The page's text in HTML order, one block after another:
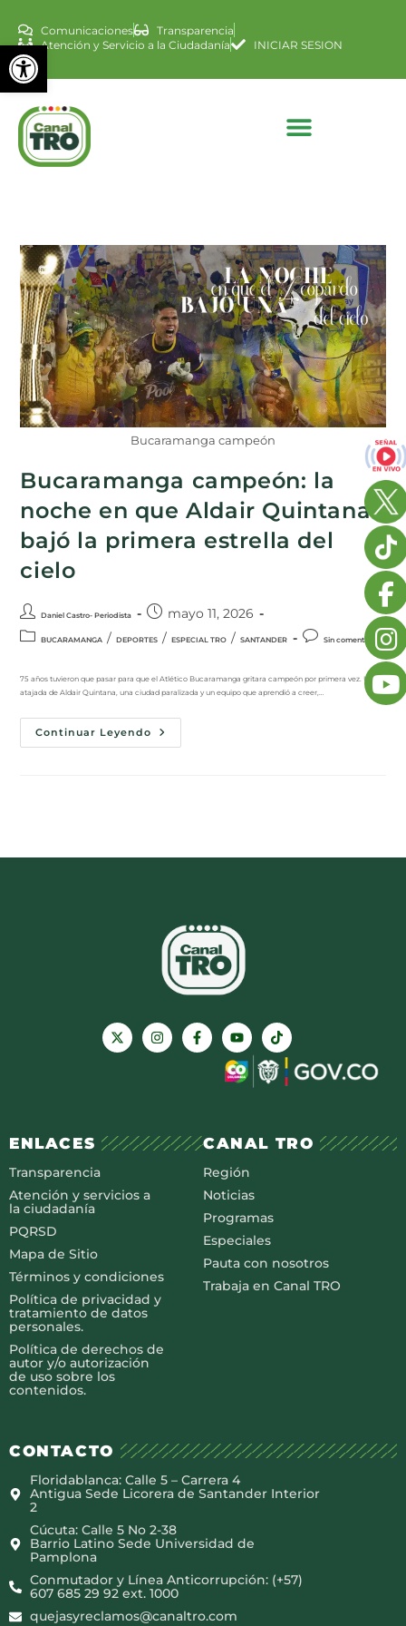
Abrir barra de
Comunicaciones
Transparencia
Atención y Servicio a la Ciudadanía
INICIAR SESION
Bucaramanga campeón
Bucaramanga campeón: la
noche en que Aldair Quintana
bajó la primera estrella del
cielo
Daniel Castro- Periodista mayo 11, 2026
BUCARAMANGA / DEPORTES / ESPECIAL TRO / SANTANDER Sin comentarios
75 años tuvieron que pasar para que el Atlético Bucaramanga gritara campeón por primera vez. Una
atajada de Aldair Quintana, una ciudad paralizada y un equipo que aprendió a creer,…
Continuar Leyendo
ENLACES
Transparencia
Atención y servicios a
la ciudadanía
PQRSD
Mapa de Sitio
Términos y condiciones
Política de privacidad y
tratamiento de datos
personales.
Política de derechos de
autor y/o autorización
de uso sobre los
contenidos.
CANAL TRO
Región
Noticias
Programas
Especiales
Pauta con nosotros
Trabaja en Canal TRO
CONTACTO
Floridablanca: Calle 5 – Carrera 4
Antigua Sede Licorera de Santander Interior
2
Cúcuta: Calle 5 No 2-38
Barrio Latino Sede Universidad de
Pamplona
Conmutador y Línea Anticorrupción: (+57)
607 685 29 92 ext. 1000
quejasyreclamos@canaltro.com